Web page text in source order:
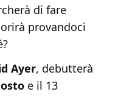
di fare
provandoci
Ayer, debutterà
e il 13